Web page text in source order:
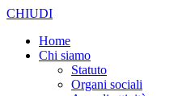
CHIUDI
Home
Chi siamo
Statuto
Organi sociali